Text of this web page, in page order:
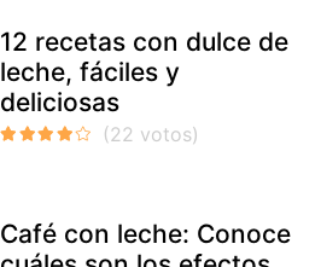
12 recetas con dulce de
leche, fáciles y
deliciosas
Café con leche: Conoce